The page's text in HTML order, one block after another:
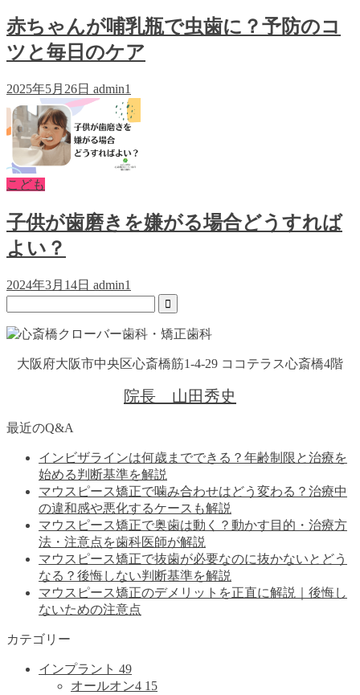
赤ちゃんが哺乳瓶で虫歯に？予防のコ
ツと毎日のケア
2025年5月26日 admin1
こども
子供が歯磨きを嫌がる場合どうすれば
よい？
2024年3月14日 admin1
大阪府大阪市中央区心斎橋筋1-4-29 ココテラス心斎橋4階
院長 山田秀史
最近のQ&A
インビザラインは何歳までできる？年齢制限と治療を
始める判断基準を解説
マウスピース矯正で噛み合わせはどう変わる？治療中
の違和感や悪化するケースも解説
マウスピース矯正で奥歯は動く？動かす目的・治療方
法・注意点を歯科医師が解説
マウスピース矯正で抜歯が必要なのに抜かないとどう
なる？後悔しない判断基準を解説
マウスピース矯正のデメリットを正直に解説｜後悔し
ないための注意点
カテゴリー
インプラント 49
オールオン4 15